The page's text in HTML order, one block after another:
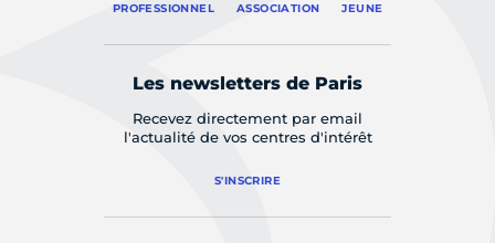
PROFESSIONNEL ASSOCIATION JEUNE
Les newsletters de Paris
Recevez directement par email
l'actualité de vos centres d'intérêt
S'INSCRIRE